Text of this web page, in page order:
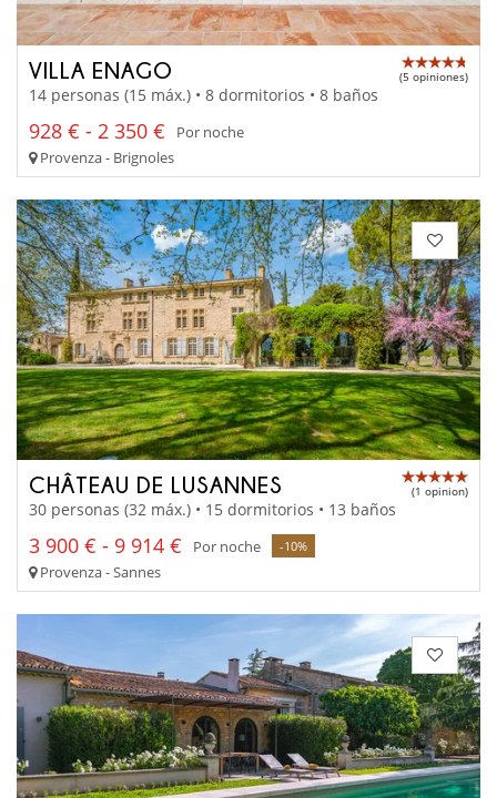
VILLA ENAGO (5 opiniones)
14 personas (15 máx.) • 8 dormitorios • 8 baños
928 € - 2 350 €
Por noche
Provenza - Brignoles
CHÂTEAU DE LUSANNES (1 opinion)
30 personas (32 máx.) • 15 dormitorios • 13 baños
3 900 € - 9 914 € Por noche -10%
Provenza - Sannes